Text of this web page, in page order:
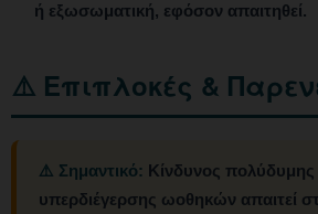
ή εξωσωματική, εφόσον απαιτηθεί.
⚠️ Επιπλοκές &
⚠️ Σημαντικό: Κίνδυνος πολύδυμης
υπερδιέγερσης ωοθηκών απαιτεί